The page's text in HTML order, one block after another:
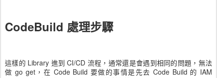
CodeBuild 處理步驟
這樣的 Library 進到 CI/CD 流程，通常還是會遇到相同的問題，無法
做 go get，在 Code Build 要做的事情是先去 Code Build 的 IAM